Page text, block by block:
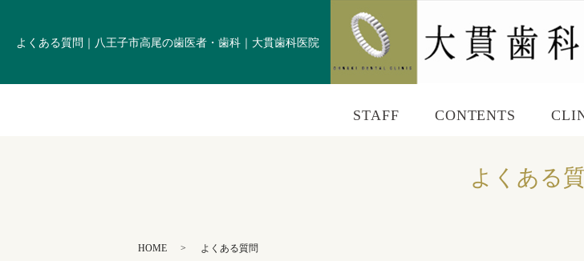
よくある質問｜八王子市高尾の歯医者・歯科｜大貫歯科医院
STAFF CONTENTS
よくある
HOME よくある質問